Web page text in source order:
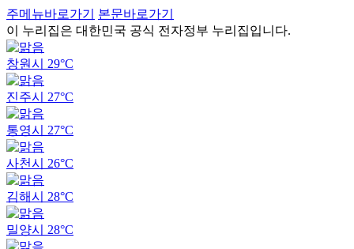
주메뉴바로가기
본문바로가기
이 누리집은 대한민국 공식 전자정부 누리집입니다.
창원시 29°C
진주시 27°C
통영시 27°C
사천시 26°C
김해시 28°C
밀양시 28°C